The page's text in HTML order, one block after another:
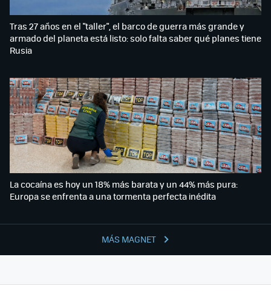
MÁS MAGNET
Tras 27 años en el "taller", el barco de guerra más grande y
armado del planeta está listo: solo falta saber qué planes tiene
Rusia
La cocaína es hoy un 18% más barata y un 44% más pura:
Europa se enfrenta a una tormenta perfecta inédita